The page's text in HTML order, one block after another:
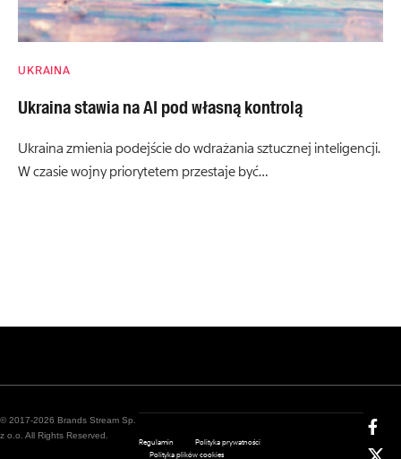
UKRAINA
Ukraina stawia na AI pod własną kontrolą
Ukraina zmienia podejście do wdrażania sztucznej inteligencji.
W czasie wojny priorytetem przestaje być…
© 2017-2026 Brands Stream Sp.
z o.o. All Rights Reserved.
Regulamin
Polityka prywatności
Polityka plików cookies